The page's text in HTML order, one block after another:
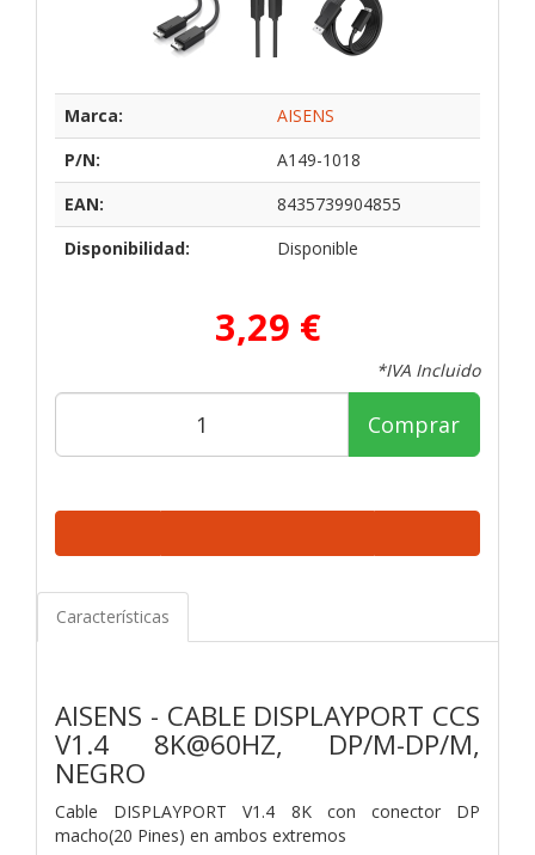
Marca:
AISENS
P/N:
A149-1018
EAN:
8435739904855
Disponibilidad:
Disponible
3,29 €
*IVA Incluido
Comprar
Características
AISENS - CABLE DISPLAYPORT CCS
V1.4 8K@60HZ, DP/M-DP/M,
NEGRO
Cable DISPLAYPORT V1.4 8K con conector DP
macho(20 Pines) en ambos extremos